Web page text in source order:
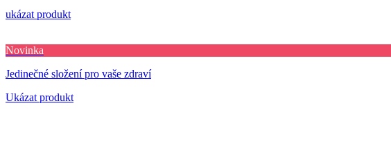
ukázat produkt
Novinka
Jedinečné složení pro vaše zdraví
Ukázat produkt